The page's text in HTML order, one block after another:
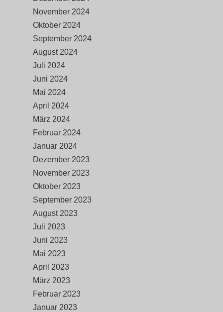
November 2024
Oktober 2024
September 2024
August 2024
Juli 2024
Juni 2024
Mai 2024
April 2024
März 2024
Februar 2024
Januar 2024
Dezember 2023
November 2023
Oktober 2023
September 2023
August 2023
Juli 2023
Juni 2023
Mai 2023
April 2023
März 2023
Februar 2023
Januar 2023